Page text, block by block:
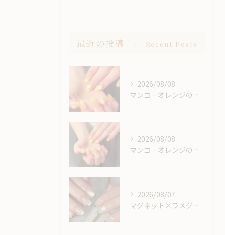
最近の投稿 Recent Posts
2026/08/08
マンゴーオレンジのようなカラー🥭‪🧡‬‪
2026/08/08
マンゴーオレンジのようなカラー🥭‪🧡‬‪
2026/08/07
マグネット×ラメグラベースにスキニーフレンチ🖤🎶